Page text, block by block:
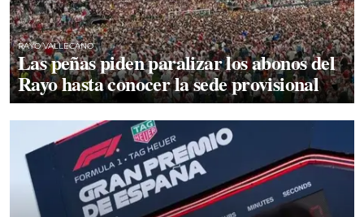
RAYO VALLECANO
Las peñas piden paralizar los abonos del
Rayo hasta conocer la sede provisional